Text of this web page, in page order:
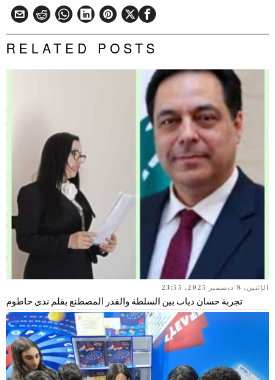
RELATED POSTS
الإثنين, 8 ديسمبر 2025, 23:55
تجربة حسان دياب بين السلطة والقدر المصطنع بقلم ندى حاطوم